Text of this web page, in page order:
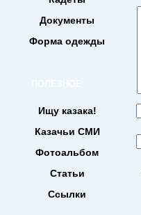
Документы
Форма одежды
Ищу казака!
Казачьи СМИ
Фотоальбом
Статьи
Ссылки